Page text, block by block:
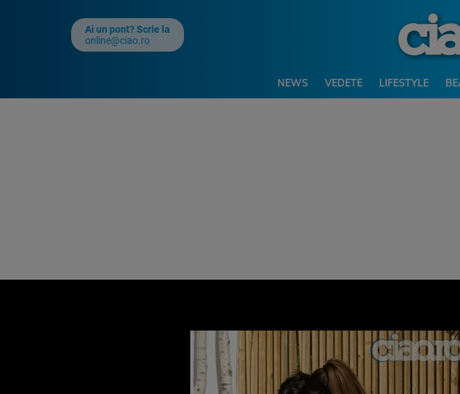
Ai un pont? Scrie la
online@ciao.ro
NEWS VEDETE LIFESTYLE